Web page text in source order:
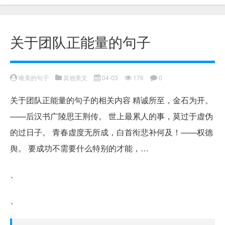
关于团队正能量的句子
唯美的句子 其他美文 04-03 176 0
关于团队正能量的句子的相关内容 精诚所至，金石为开。
——后汉书广陵思王荆传。 世上最累人的事，莫过于虚伪
的过日子。 青春虚度无所成，白首衔悲补何及！——权德
舆。 要成功不需要什么特别的才能，…
、
、